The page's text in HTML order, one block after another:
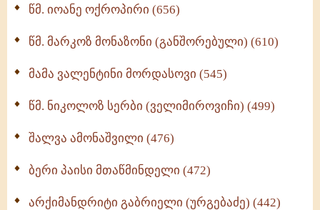
წმ. იოანე ოქროპირი (656)
წმ. მარკოზ მონაზონი (განშორებული) (610)
მამა ვალენტინი მორდასოვი (545)
წმ. ნიკოლოზ სერბი (ველიმიროვიჩი) (499)
შალვა ამონაშვილი (476)
ბერი პაისი მთაწმინდელი (472)
არქიმანდრიტი გაბრიელი (ურგებაძე) (442)